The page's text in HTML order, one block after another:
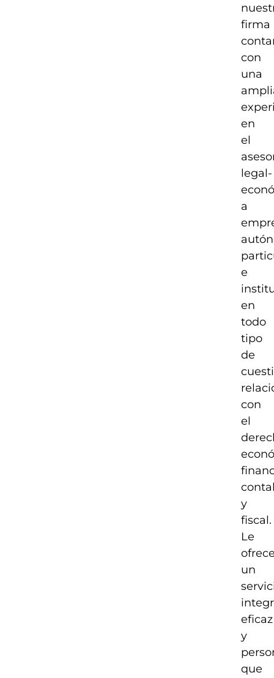
firma
con
una
en
el
legal-
a
e
en
todo
tipo
de
con
el
y
fiscal.
Le
un
eficaz
y
que